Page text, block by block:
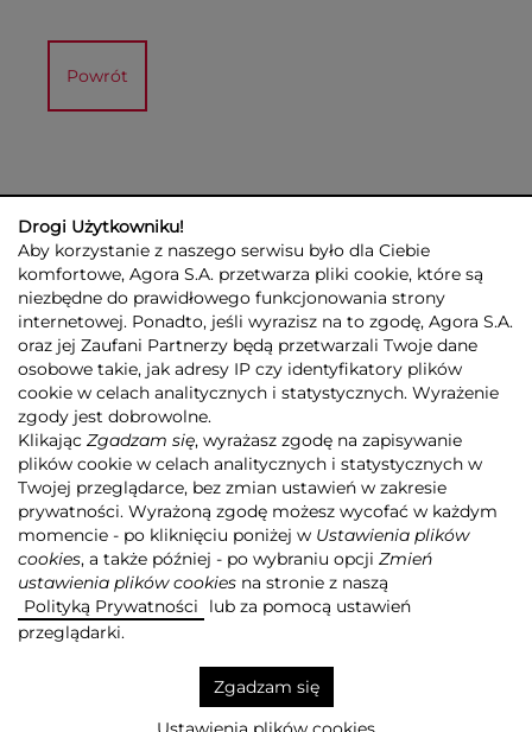
Powrót
GRUPA AGORA DLA INWESTORÓW DLA MEDIÓW
REKLAMA
ESG
KONTAKT
© 2026 Copyright AGORA SA
POLITYKA PRYWATNOŚCI AGORA S.A.
POLITYKA PRYWATNOŚCI SERWISU AGORA.PL
POLITYKA TRANSPARENTNOŚCI
ZASTRZEŻENIE PRAWNOAUTORSKIE
INFORMACJE O USŁUGACH MEDIALNYCH
MAPA SERWISU RSS
Realizacja
Drogi Użytkowniku!
Aby korzystanie z naszego serwisu było dla Ciebie
komfortowe, Agora S.A. przetwarza pliki cookie, które są
niezbędne do prawidłowego funkcjonowania strony
internetowej. Ponadto, jeśli wyrazisz na to zgodę, Agora S.A.
oraz jej Zaufani Partnerzy będą przetwarzali Twoje dane
osobowe takie, jak adresy IP czy identyfikatory plików
cookie w celach analitycznych i statystycznych. Wyrażenie
zgody jest dobrowolne.
Klikając Zgadzam się, wyrażasz zgodę na zapisywanie
plików cookie w celach analitycznych i statystycznych w
Twojej przeglądarce, bez zmian ustawień w zakresie
prywatności. Wyrażoną zgodę możesz wycofać w każdym
momencie - po kliknięciu poniżej w Ustawienia plików
cookies, a także później - po wybraniu opcji Zmień
ustawienia plików cookies na stronie z naszą
Polityką Prywatności
lub za pomocą ustawień
przeglądarki.
Zgadzam się